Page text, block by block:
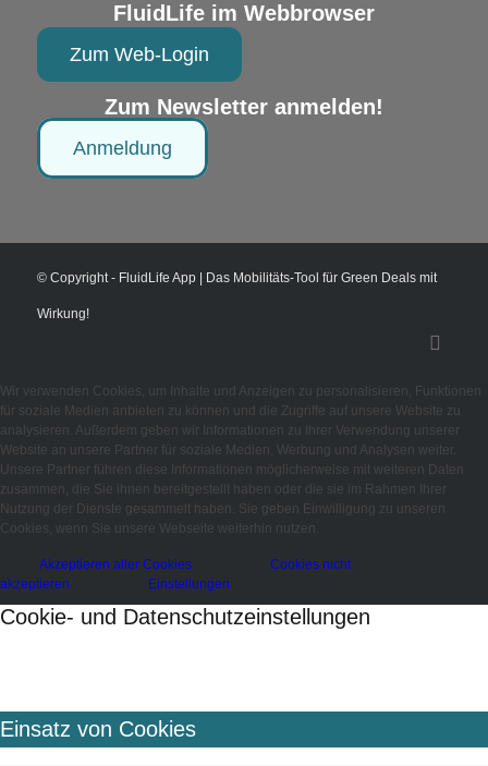
FluidLife im Webbrowser
Zum Web-Login
Zum Newsletter anmelden!
Anmeldung
© Copyright - FluidLife App | Das Mobilitäts-Tool für Green Deals mit
Wirkung!
Wir verwenden Cookies, um Inhalte und Anzeigen zu personalisieren, Funktionen
für soziale Medien anbieten zu können und die Zugriffe auf unsere Website zu
analysieren. Außerdem geben wir Informationen zu Ihrer Verwendung unserer
Website an unsere Partner für soziale Medien, Werbung und Analysen weiter.
Unsere Partner führen diese Informationen möglicherweise mit weiteren Daten
zusammen, die Sie ihnen bereitgestellt haben oder die sie im Rahmen Ihrer
Nutzung der Dienste gesammelt haben. Sie geben Einwilligung zu unseren
Cookies, wenn Sie unsere Webseite weiterhin nutzen.
Akzeptieren aller Cookies
Cookies nicht
akzeptieren
Einstellungen
Cookie- und Datenschutzeinstellungen
Einsatz von Cookies